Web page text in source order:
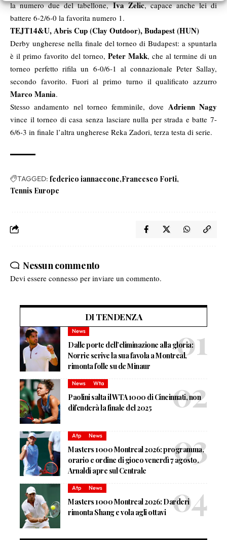
la numero due del tabellone,Iva Zelic, capace anche lei di
battere 6-2/6-0 la favorita numero 1.
TEJT14&U, Abris Cup (Clay Outdoor), Budapest (HUN)
Derby ungherese nella finale del torneo di Budapest: a spuntarla
è il primo favorito del torneo, Peter Makk, che al termine di un
torneo perfetto rifila un 6-0/6-1 al connazionale Peter Sallay,
secondo favorito. Fuori al primo turno il qualificato azzurro
Marco Mania.
Stesso andamento nel torneo femminile, dove Adrienn Nagy
vince il torneo di casa senza lasciare nulla per strada e batte 7-
6/6-3 in finale l’altra ungherese Reka Zadori, terza testa di serie.
TAGGED: federico iannaccone Francesco Forti
Tennis Europe
Nessun commento
Devi essere connesso per inviare un commento.
DI TENDENZA
News
Dalle porte dell’eliminazione alla gloria:
Norrie scrive la sua favola a Montreal,
rimonta folle su de Minaur
News Wta
Paolini salta il WTA 1000 di Cincinnati, non
difenderà la finale del 2025
Atp News
Masters 1000 Montreal 2026: programma,
orario e ordine di gioco venerdì 7 agosto.
Arnaldi apre sul Centrale
Atp News
Masters 1000 Montreal 2026: Darderi
rimonta Shang e vola agli ottavi